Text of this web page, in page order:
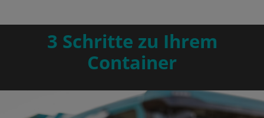
3 Schritte zu Ihrem
Container